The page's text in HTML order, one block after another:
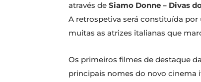
através de Siamo Donne – Divas
A retrospetiva será constituída
muitas as atrizes italianas que
Os primeiros filmes de destaque
principais nomes do novo cinema